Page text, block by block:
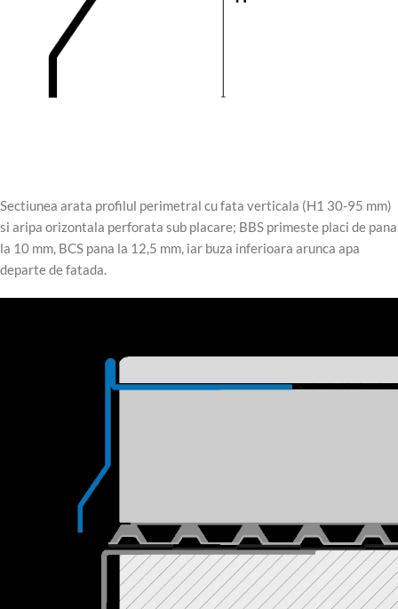
Sectiunea arata profilul perimetral cu fata verticala (H1 30-95 mm)
si aripa orizontala perforata sub placare; BBS primeste placi de pana
la 10 mm, BCS pana la 12,5 mm, iar buza inferioara arunca apa
departe de fatada.